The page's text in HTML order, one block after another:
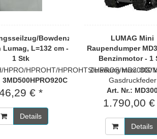
Bowdenzug
Lumag, L=132 cm -
1 Stk
HPRO/HPROHT/HPROHTS/HPROS/MD300G/
€ *
Details
LUMAG Mini
Raupendumper
Benzinmotor - 1
Zuladung max. 300
Gasdruckfeder
Art. Nr.:
1.790,00 €
Details